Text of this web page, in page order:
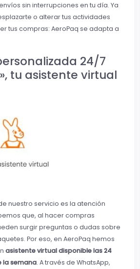
sin interrupciones en tu día. Ya
o alterar tus actividades
tus compras: AeroPaq se adapta a
24/7
tu asistente virtual
nuestro servicio es la atención
que, al hacer compras
surgir preguntas o dudas sobre
Por eso, en AeroPaq hemos
asistente virtual disponible las 24
la semana. A través de WhatsApp,